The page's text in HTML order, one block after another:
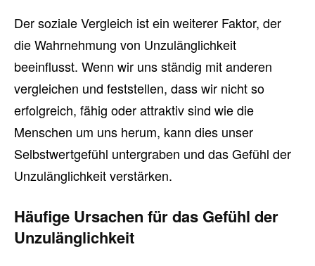
Der soziale Vergleich ist ein weiterer Faktor, der
die Wahrnehmung von Unzulänglichkeit
beeinflusst. Wenn wir uns ständig mit anderen
vergleichen und feststellen, dass wir nicht so
erfolgreich, fähig oder attraktiv sind wie die
Menschen um uns herum, kann dies unser
Selbstwertgefühl untergraben und das Gefühl der
Unzulänglichkeit verstärken.
Häufige Ursachen für das Gefühl der
Unzulänglichkeit